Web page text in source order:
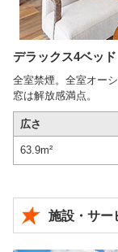
デラックス4ベッド
全室禁煙。全室オー
窓は解放感満点。
広さ
63.9m²
施設・サー